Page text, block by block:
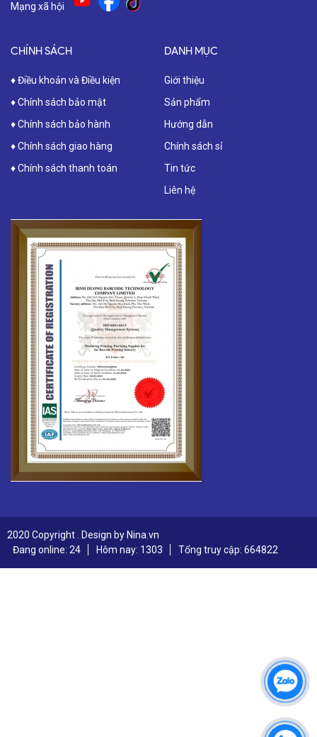
Mạng xã hội
CHÍNH SÁCH
♦ Điều khoản và Điều kiện
♦ Chính sách bảo mật
♦ Chính sách bảo hành
♦ Chính sách giao hàng
♦ Chính sách thanh toán
DANH MỤC
Giới thiệu
Sản phẩm
Hướng dẫn
Chính sách sỉ
Tin tức
Liên hệ
2020 Copyright . Design by Nina.vn
Đang online: 24
Hôm nay: 1303 Tổng truy cập: 664822